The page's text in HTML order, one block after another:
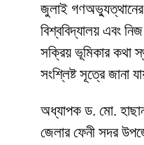
জুলাই গণঅভ্যুত্থানের
বিশ্ববিদ্যালয় এবং
সক্রিয় ভূমিকার কথা
সংশ্লিষ্ট সূত্রে জানা
অধ্যাপক ড. মো. হাছান
জেলার ফেনী সদর